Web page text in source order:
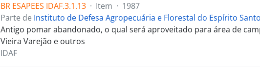
BR ESAPEES IDAF.3.1.13 · Item · 1987
Parte de Instituto de Defesa Agropecuária e Florestal do Espírito Santo
Antigo pomar abandonado, o qual será aproveitado para área de
Vieira Varejão e outros
IDAF